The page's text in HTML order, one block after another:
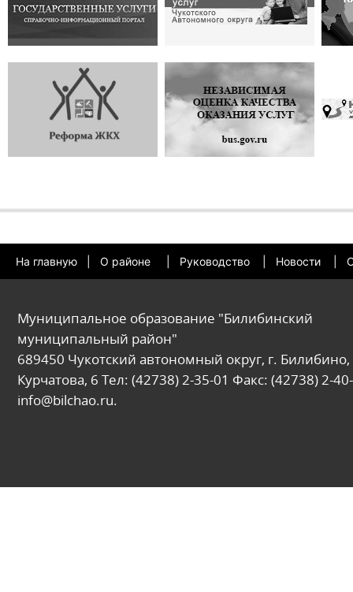
На главную О районе Руководство Новости
Муниципальное образование "Билибинский
муниципальный район"
689450 Чукотский автономный округ, г. Билибино,
Курчатова, 6 Тел: (42738) 2-35-01 Факс: (42738) 2-
info@bilchao.ru.